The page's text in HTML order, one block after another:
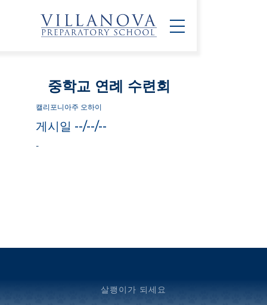
중학교 연례 수련회
캘리포니아주 오하이
게시일 --/--/--
-
살쾡이가 되세요